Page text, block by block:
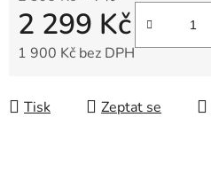
2 299 Kč
1 900 Kč bez DPH
Tisk Zeptat se